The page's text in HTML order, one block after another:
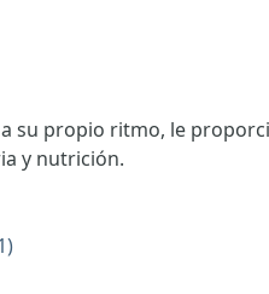
su propio ritmo, le
y nutrición.